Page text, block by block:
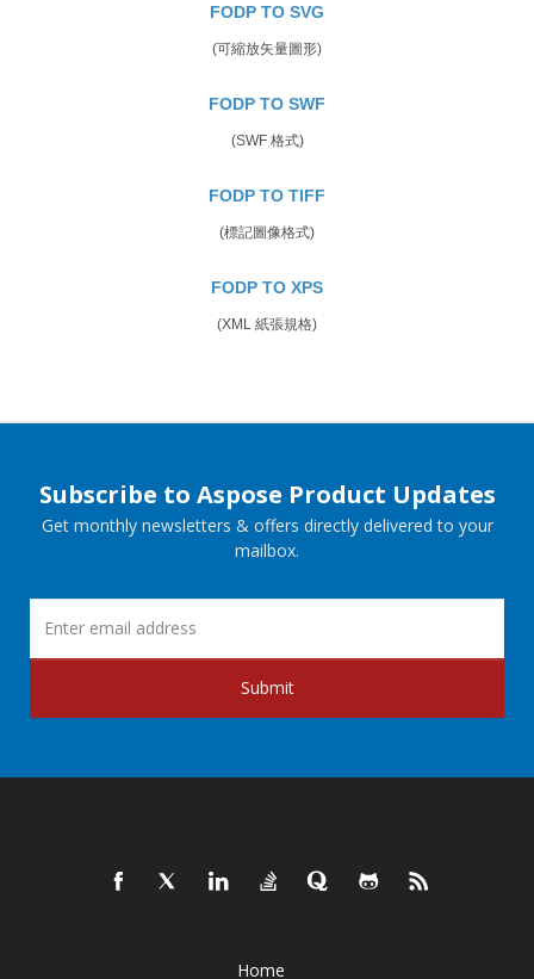
FODP TO SVG
(可縮放矢量圖形)
FODP TO SWF
(SWF 格式)
FODP TO TIFF
(標記圖像格式)
FODP TO XPS
(XML 紙張規格)
Subscribe to Aspose Product Updates
Get monthly newsletters & offers directly delivered to your
mailbox.
Submit
Home